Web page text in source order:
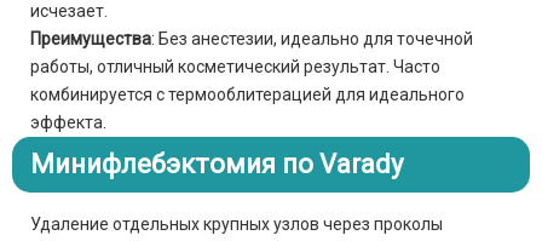
исчезает.
Преимущества: Без анестезии, идеально для точечной
работы, отличный косметический результат. Часто
комбинируется с термооблитерацией для идеального
эффекта.
Минифлебэктомия по Varady
Удаление отдельных крупных узлов через проколы